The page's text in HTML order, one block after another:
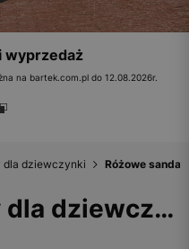
wyprzedaż
na bartek.com.pl do 12.08.2026r.
dla dziewczynki Różowe
Różowe sandały dla dziewczynki